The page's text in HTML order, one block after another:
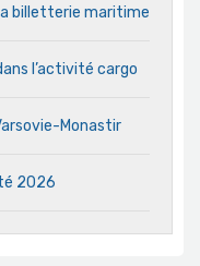
billetterie maritime
l’activité cargo
Monastir
2026